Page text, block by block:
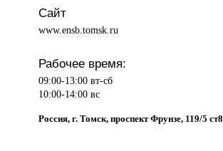
Сайт
www.ensb.tomsk.ru
Рабочее время:
09:00-13:00 вт-сб
10:00-14:00 вс
Россия, г. Томск, проспект Фрунзе, 119/5 ст8